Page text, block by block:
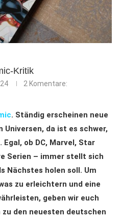
Kritik
2 Komentare:
. Ständig erscheinen neue
Universen, da ist es schwer,
ob DC, Marvel, Star
Serien – immer stellt sich
Nächstes holen soll. Um
zu erleichtern und eine
geben wir euch
den neuesten deutschen